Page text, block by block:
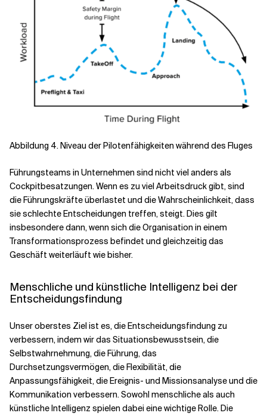
Abbildung 4. Niveau der Pilotenfähigkeiten während des Fluges
Führungsteams in Unternehmen sind nicht viel anders als
Cockpitbesatzungen. Wenn es zu viel Arbeitsdruck gibt, sind
die Führungskräfte überlastet und die Wahrscheinlichkeit, dass
sie schlechte Entscheidungen treffen, steigt. Dies gilt
insbesondere dann, wenn sich die Organisation in einem
Transformationsprozess befindet und gleichzeitig das
Geschäft weiterläuft wie bisher.
Menschliche und künstliche Intelligenz bei der
Entscheidungsfindung
Unser oberstes Ziel ist es, die Entscheidungsfindung zu
verbessern, indem wir das Situationsbewusstsein, die
Selbstwahrnehmung, die Führung, das
Durchsetzungsvermögen, die Flexibilität, die
Anpassungsfähigkeit, die Ereignis- und Missionsanalyse und die
Kommunikation verbessern. Sowohl menschliche als auch
künstliche Intelligenz spielen dabei eine wichtige Rolle. Die